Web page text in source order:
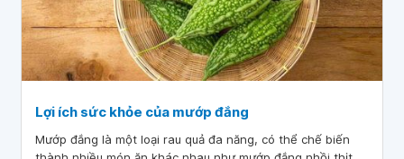
Lợi ích sức khỏe của mướp đắng
Mướp đắng là một loại rau quả đa năng, có thể chế biến